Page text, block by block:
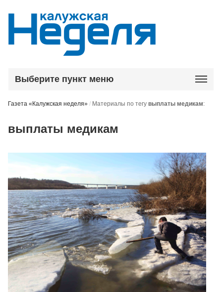
Выберите пункт меню
Газета «Калужская неделя» / Материалы по тегувыплаты медикам:
выплаты медикам